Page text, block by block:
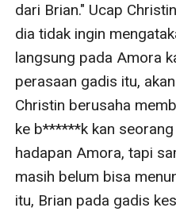
dari Brian." Ucap
dia tidak ingin
langsung pada Amora
perasaan gadis itu,
Christin berusaha
ke b******k kan
hadapan Amora, tapi
masih belum bisa
itu, Brian pada gadis